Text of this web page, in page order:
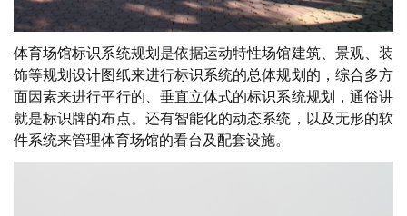
体育场馆标识系统规划是依据运动特性场馆建筑、景观、装
饰等规划设计图纸来进行标识系统的总体规划的，综合多方
面因素来进行平行的、垂直立体式的标识系统规划，通俗讲
就是标识牌的布点。还有智能化的动态系统，以及无形的软
件系统来管理体育场馆的看台及配套设施。